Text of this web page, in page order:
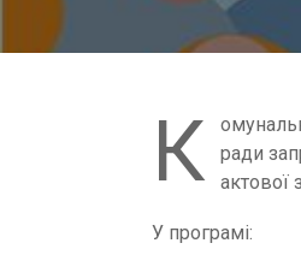
К
ради
актової
У програмі: